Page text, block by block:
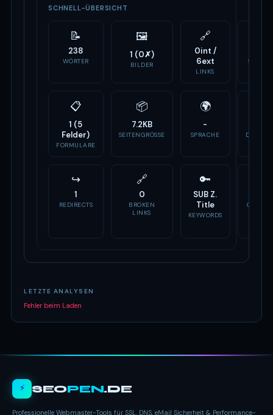
SCHNELL-ÜBERSICHT
📝
238
WÖRTER
🖼
1 (0✗)
BILDER
🔗
0int /
6ext
LINKS
SCRIPTS
📋
1 (5
Felder)
FORMULARE
📦
7.2KB
SEITENGRÖSSE
🌍
-
SPRACHE
↪
1
REDIRECTS
🔗
0
BROKEN
LINKS
🔑
SUB Z.
Title
KEYWORDS
OG
LETZTE ANALYSEN
Fehler beim Laden
⚡ SEOPEN.DE
Professionelle Webmaster-Tools für SSL, DNS, eMail Sicherheit & Performance-